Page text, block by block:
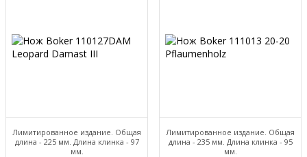
Лимитированное издание. Общая
длина - 225 мм. Длина клинка - 97
мм.
Лимитированное издание. Общая
длина - 235 мм. Длина клинка - 95
мм.